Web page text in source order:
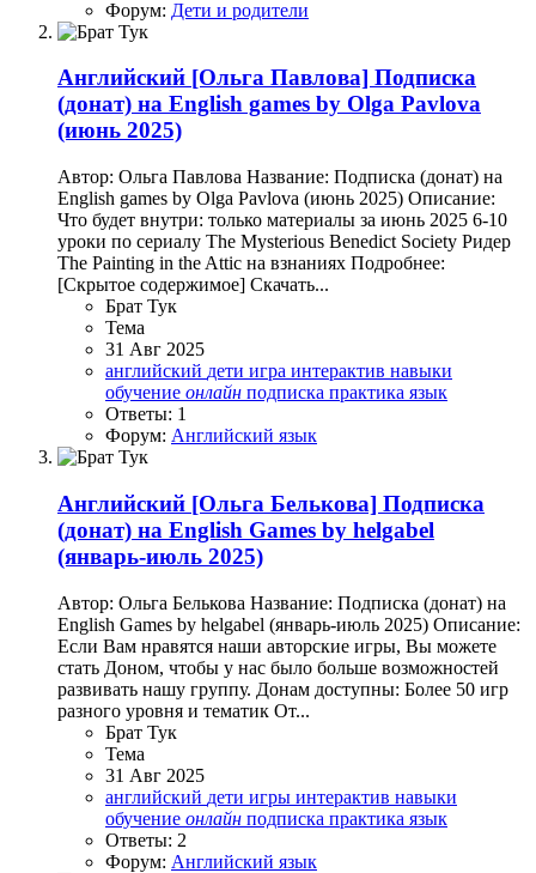
Форум: Дети и родители
Английский [Ольга Павлова] Подписка
(донат) на English games by Olga Pavlova
(июнь 2025)
Автор: Ольга Павлова Название: Подписка (донат) на
English games by Olga Pavlova (июнь 2025) Описание:
Что будет внутри: только материалы за июнь 2025 6-10
уроки по сериалу The Mysterious Benedict Society Ридер
The Painting in the Attic на взнаниях Подробнее:
[Скрытое содержимое] Скачать...
Брат Тук
Тема
31 Авг 2025
английский дети игра интерактив навыки
обучение онлайн подписка практика язык
Ответы: 1
Форум: Английский язык
Английский [Ольга Белькова] Подписка
(донат) на English Games by helgabel
(январь-июль 2025)
Автор: Ольга Белькова Название: Подписка (донат) на
English Games by helgabel (январь-июль 2025) Описание:
Если Вам нравятся наши авторские игры, Вы можете
стать Доном, чтобы у нас было больше возможностей
развивать нашу группу. Донам доступны: Более 50 игр
разного уровня и тематик От...
Брат Тук
Тема
31 Авг 2025
английский дети игры интерактив навыки
обучение онлайн подписка практика язык
Ответы: 2
Форум: Английский язык